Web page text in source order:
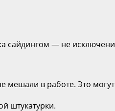
сайдингом — не
мешали в работе. Это
штукатурки.